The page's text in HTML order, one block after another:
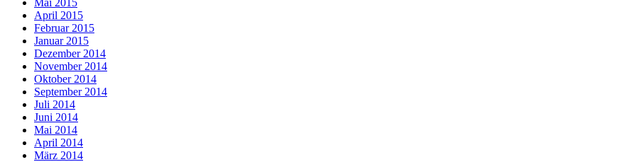
April 2015
Februar 2015
Januar 2015
Dezember 2014
November 2014
Oktober 2014
September 2014
Juli 2014
Juni 2014
Mai 2014
April 2014
März 2014